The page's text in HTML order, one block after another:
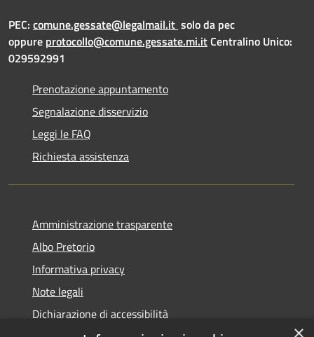
PEC: comune.gessate@legalmail.it solo da pec
oppure protocollo@comune.gessate.mi.itCentralino Unico:
029592991
Prenotazione appuntamento
Segnalazione disservizio
Leggi le FAQ
Richiesta assistenza
Amministrazione trasparente
Albo Pretorio
Informativa privacy
Note legali
Dichiarazione di accessibilità